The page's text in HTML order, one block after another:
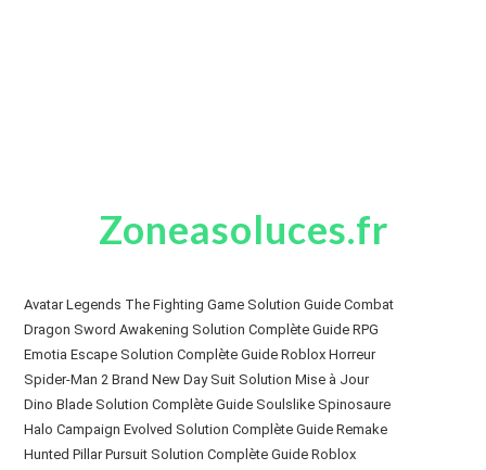
Zoneasoluces.fr
Avatar Legends The Fighting Game Solution Guide Combat
Dragon Sword Awakening Solution Complète Guide RPG
Emotia Escape Solution Complète Guide Roblox Horreur
Spider-Man 2 Brand New Day Suit Solution Mise à Jour
Dino Blade Solution Complète Guide Soulslike Spinosaure
Halo Campaign Evolved Solution Complète Guide Remake
Hunted Pillar Pursuit Solution Complète Guide Roblox